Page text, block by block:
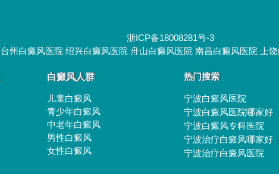
浙ICP备18008281号-3
台州白癜风医院 绍兴白癜风医院 舟山白癜风医院 南昌白癜风医院 上
白癜风人群
儿童白癜风
青少年白癜风
中老年白癜风
男性白癜风
女性白癜风
热门搜索
宁波白癜风医院
宁波白癜风医院哪家好
宁波白癜风专科医院
宁波治疗白癜风哪家好
宁波治疗白癜风医院